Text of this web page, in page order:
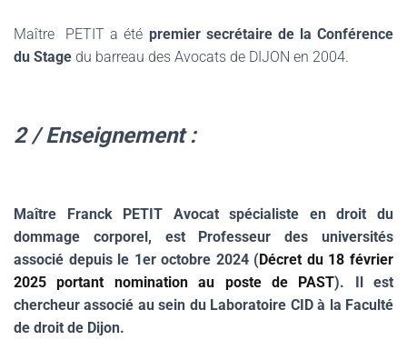
Maître PETIT a été premier secrétaire de la Conférence
du Stage du barreau des Avocats de DIJON en 2004.
2 / Enseignement :
Maître Franck PETIT Avocat spécialiste en droit du
dommage corporel, est Professeur des universités
associé depuis le 1er octobre 2024 ( Décret du 18 février
2025 portant nomination au poste de PAST). Il est
chercheur associé au sein du Laboratoire CID à la Faculté
de droit de Dijon.